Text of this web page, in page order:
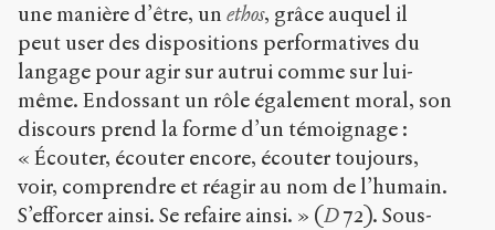
une manière d’être, un ethos, grâce auquel il
peut user des dispositions performatives du
langage pour agir sur autrui comme sur lui-
même. Endossant un rôle également moral, son
discours prend la forme d’un témoignage :
« Écouter, écouter encore, écouter toujours,
voir, comprendre et réagir au nom de l’humain.
S’efforcer ainsi. Se refaire ainsi. » (D72). Sous-